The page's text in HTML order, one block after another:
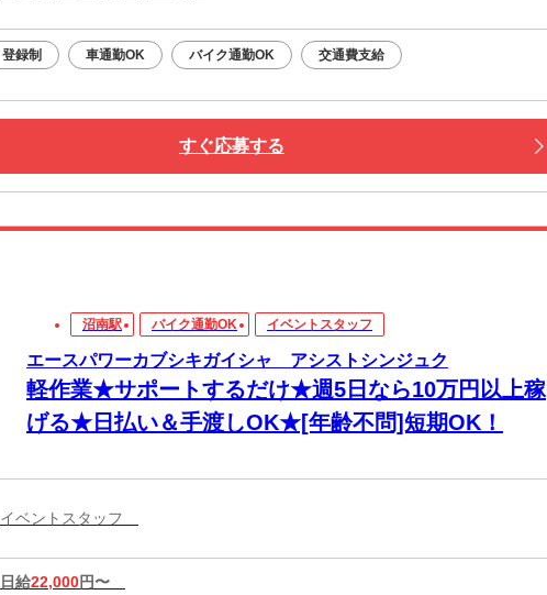
登録制 車通勤OK バイク通勤OK 交通費支給
すぐ応募する
沼南駅 バイク通勤OK イベントスタッフ
エースパワーカブシキガイシャ アシストシンジュク
軽作業★サポートするだけ★週5日なら10万円以上稼
げる★日払い＆手渡しOK★[年齢不問]短期OK！
イベントスタッフ
日給22,000円〜